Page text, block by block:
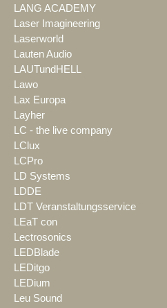
LANG ACADEMY
Laser Imagineering
Laserworld
Lauten Audio
LAUTundHELL
Lawo
Lax Europa
Layher
LC - the live company
LClux
LCPro
LD Systems
LDDE
LDT Veranstaltungsservice
LEaT con
Lectrosonics
LEDBlade
LEDitgo
LEDium
Leu Sound